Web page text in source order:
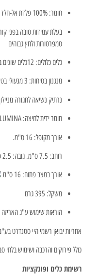
חומר: 100% פלדת אל-חלד 420 עמידה בפני חלודה
בעלת עמידות טובה בפני
טמפרטורות ולחץ גבוהים
כלים כלולים: 12כלים שונים בכלי אחד
מנגנון בטיחות: 3 מנעולי בטיחות מובנים
נרתיק נשיאה לחגורה
חומר ידית לחיצה: ALUMINA
אורך מקופל: 16 ס"מ.
רוחב: 7.5 ס"מ. גובה: 2.5 ס"מ
אורך במצב פתוח: 16 ס"מ
משקל: 395 גרם
הוראות שימוש ע"ג האריזה
אחריות יבואן רשמי היי סטנדרט בע"מ: 3 שנים,
כולל פירוקים והרכבה ושימוש בלתי
רשימת כלים ופונקציות